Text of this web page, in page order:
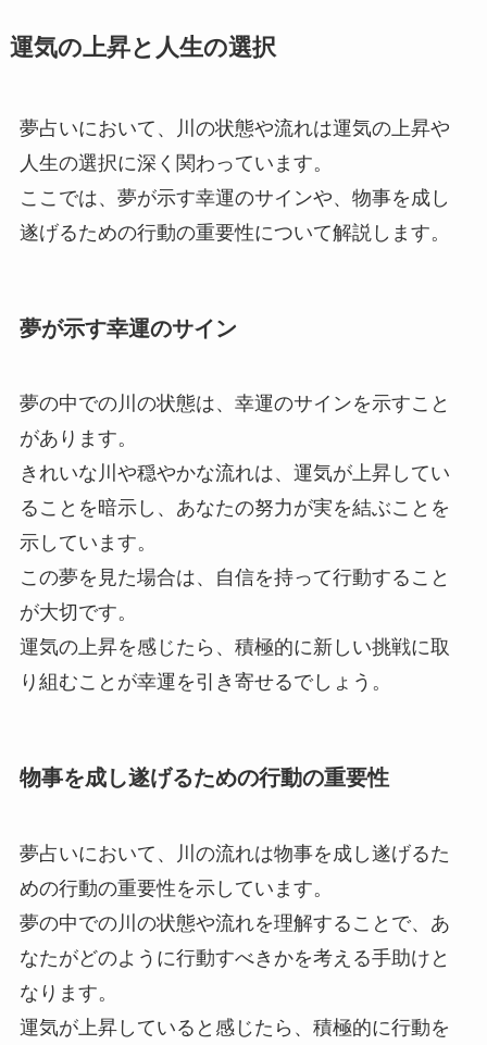
運気の上昇と人生の選択
夢占いにおいて、川の状態や流れは運気の上昇や
人生の選択に深く関わっています。
ここでは、夢が示す幸運のサインや、物事を成し
遂げるための行動の重要性について解説します。
夢が示す幸運のサイン
夢の中での川の状態は、幸運のサインを示すこと
があります。
きれいな川や穏やかな流れは、運気が上昇してい
ることを暗示し、あなたの努力が実を結ぶことを
示しています。
この夢を見た場合は、自信を持って行動すること
が大切です。
運気の上昇を感じたら、積極的に新しい挑戦に取
り組むことが幸運を引き寄せるでしょう。
物事を成し遂げるための行動の重要性
夢占いにおいて、川の流れは物事を成し遂げるた
めの行動の重要性を示しています。
夢の中での川の状態や流れを理解することで、あ
なたがどのように行動すべきかを考える手助けと
なります。
運気が上昇していると感じたら、積極的に行動を